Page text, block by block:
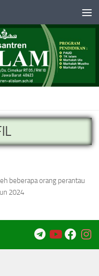
beberapa orang perantau
2024